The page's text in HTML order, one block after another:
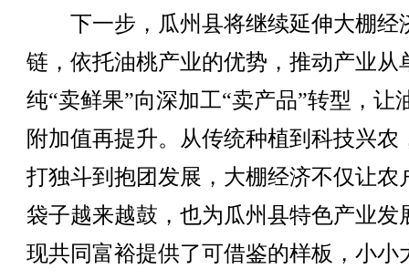
下一步，瓜州县将继续延伸大棚经
链，依托油桃产业的优势，推动产业从
纯“卖鲜果”向深加工“卖产品”转型，让
附加值再提升。从传统种植到科技兴农
打独斗到抱团发展，大棚经济不仅让农
袋子越来越鼓，也为瓜州县特色产业发
现共同富裕提供了可借鉴的样板，小小